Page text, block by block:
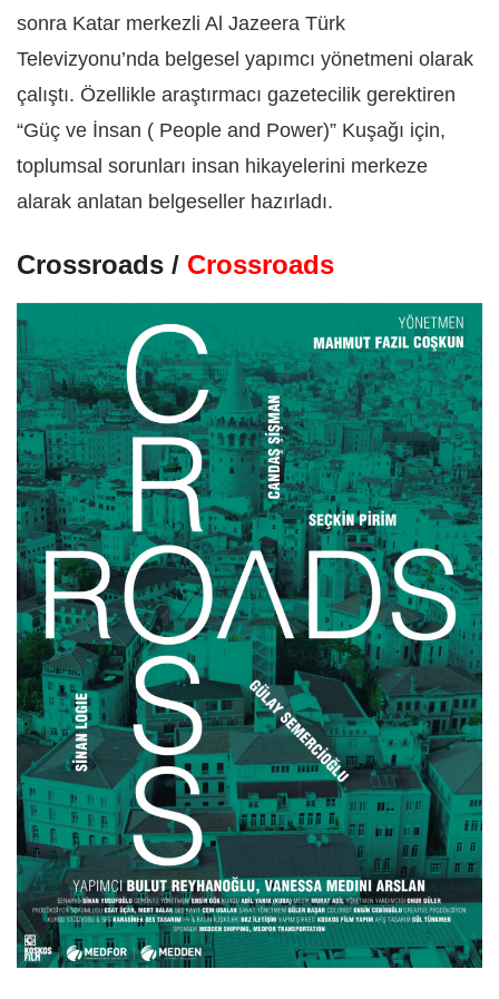
sonra Katar merkezli Al Jazeera Türk
Televizyonu’nda belgesel yapımcı yönetmeni olarak
çalıştı. Özellikle araştırmacı gazetecilik gerektiren
“Güç ve İnsan ( People and Power)” Kuşağı için,
toplumsal sorunları insan hikayelerini merkeze
alarak anlatan belgeseller hazırladı.
Crossroads / Crossroads